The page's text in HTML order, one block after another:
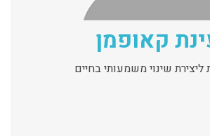
קאופמן
ליצירת שינוי משמעותי בחיים